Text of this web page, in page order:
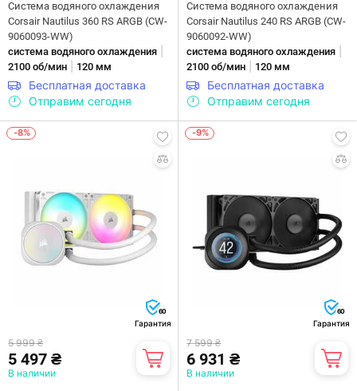
Система водяного охлаждения
Corsair Nautilus 360 RS ARGB (CW-
9060093-WW)
система водяного охлаждения
2100 об/мин 120 мм
Бесплатная доставка
Отправим сегодня
Система водяного охлаждения
Corsair Nautilus 240 RS ARGB (CW-
9060092-WW)
система водяного охлаждения
2100 об/мин 120 мм
Бесплатная доставка
Отправим сегодня
-8%
60
Гарантия
5 999 ₴
5 497 ₴
В наличии
-9%
60
Гарантия
7 599 ₴
6 931 ₴
В наличии